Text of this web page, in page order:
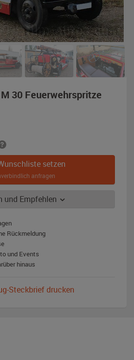
30 Feuerwehrspritze
setzen
anfragen
und Empfehlen
Rückmeldung
und Events
hinaus
Steckbrief drucken